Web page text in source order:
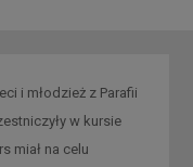
i młodzież z Parafii
w kursie
miał na celu